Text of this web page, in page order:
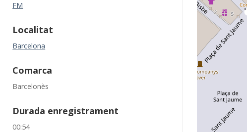
FM
Localitat
Barcelona
Comarca
Barcelonès
Durada enregistrament
00:54